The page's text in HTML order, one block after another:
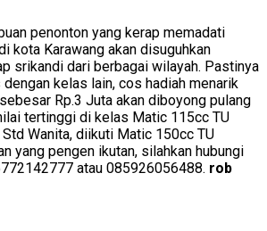
penonton yang kerap memadati
kota Karawang akan disuguhkan
srikandi dari berbagai wilayah. Pastinya
kelas lain, cos hadiah menarik
Rp.3 Juta akan diboyong pulang
tertinggi di kelas Matic 115cc TU
Wanita, diikuti Matic 150cc TU
yang pengen ikutan, silahkan hubungi
atau 085926056488. rob